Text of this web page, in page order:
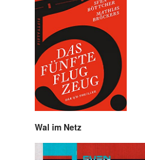
Wal im Netz